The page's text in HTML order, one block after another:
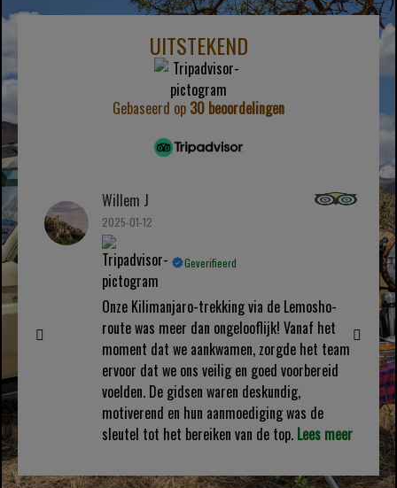
UITSTEKEND
Gebaseerd op 30 beoordelingen
Willem J
2025-01-12
Geverifieerd
Onze Kilimanjaro-trekking via de Lemosho-
route was meer dan ongelooflijk! Vanaf het
moment dat we aankwamen, zorgde het team
ervoor dat we ons veilig en goed voorbereid
voelden. De gidsen waren deskundig,
motiverend en hun aanmoediging was de
sleutel tot het bereiken van de top. Lees meer